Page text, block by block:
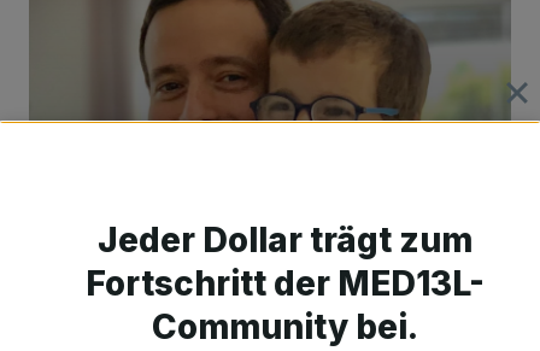
Jeder Dollar trägt zum
Fortschritt der MED13L-
Community bei.